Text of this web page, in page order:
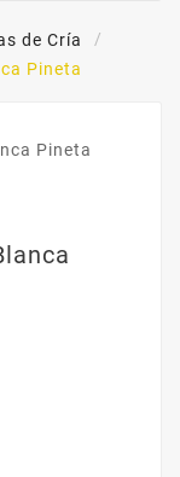
de Cría
Pineta